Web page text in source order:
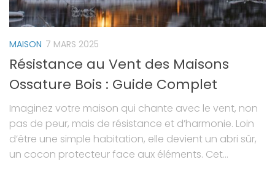
MAISON 7 MARS 2025
Résistance au Vent des Maisons
Ossature Bois : Guide Complet
Imaginez votre maison qui chante avec le vent, non
pas de peur, mais de résistance et d’harmonie. Loin
d’être une simple habitation, elle devient un abri sûr,
un cocon protecteur face aux éléments. Cet...